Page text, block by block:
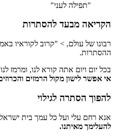
"תפילה לעני"
מבעד להסתרות
של עולם, > "קרוב לקוראיו
יום ויום אתה קורא לנו, ומרמז לנו
אפשר לישון מקול הרמזים והכרוזים,
הסתרה לגילוי
רחם עלי ועל כל עמך בית ישראל,
מאיתנו.